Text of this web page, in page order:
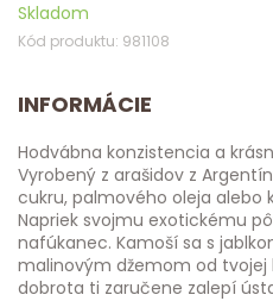
Skladom
Kód produktu: 981108
INFORMÁCIE
Hodvábna konzistencia a
Vyrobený z arašidov z
cukru, palmového oleja alebo
Napriek svojmu exotickému
nafúkanec. Kamoší sa s
malinovým džemom od tvojej
dobrota ti zaručene zalepí